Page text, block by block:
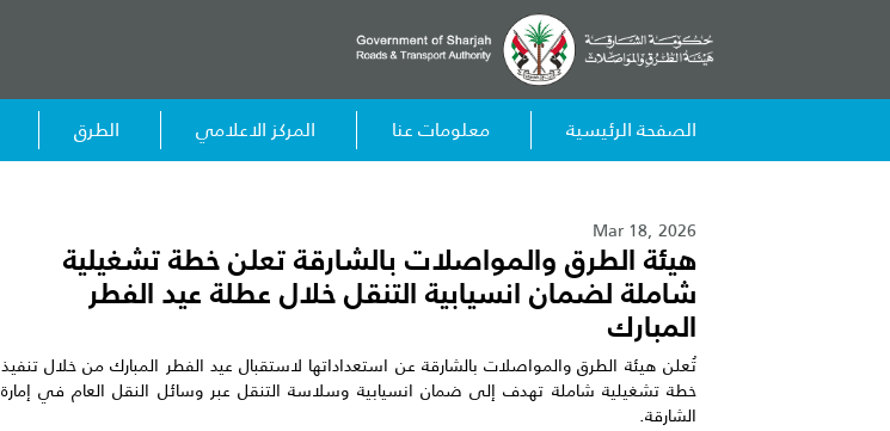
الصفحة الرئيسية معلومات عنا المركز الاعلامي الطرق
Mar 18, 2026
هيئة الطرق والمواصلات بالشارقة تعلن خطة تشغيلية
شاملة لضمان انسيابية التنقل خلال عطلة عيد الفطر
المبارك
تُعلن هيئة الطرق والمواصلات بالشارقة عن استعداداتها لاستقبال عيد الفطر المبارك من خلال تنفيذ
خطة تشغيلية شاملة تهدف إلى ضمان انسيابية وسلاسة التنقل عبر وسائل النقل العام في إمارة
الشارقة.